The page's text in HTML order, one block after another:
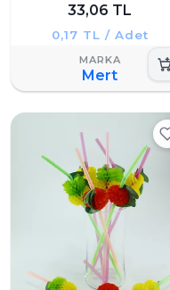
33,06 TL
0,17 TL / Adet
Mert